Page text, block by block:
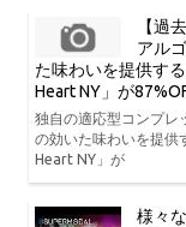
【過
アル
た味わいを提供す
Heart NY」が
独自の適応型コンプレ
の効いた味わいを提供
Heart NY」が
様々